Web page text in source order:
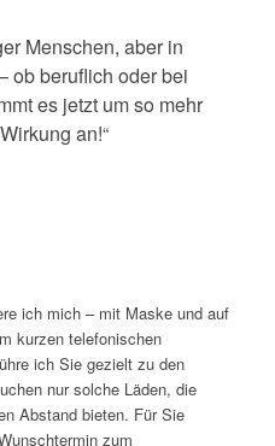
Menschen, aber in
ob beruflich oder bei
es jetzt um so mehr
an!“
ich mich – mit Maske und auf
kurzen telefonischen
ich Sie gezielt zu den
nur solche Läden, die
Abstand bieten. Für Sie
zum